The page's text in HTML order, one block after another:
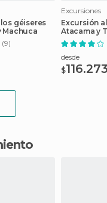
géiseres
Machuca
(9)
Excursiones
Excursión
Atacama y
desde
$